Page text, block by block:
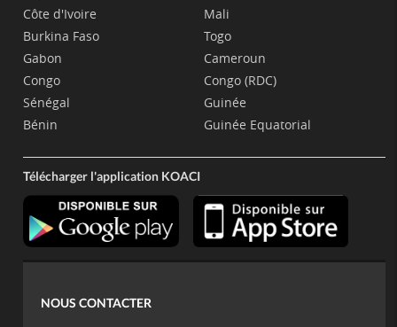
Côte d'Ivoire
Burkina Faso
Gabon
Congo
Sénégal
Bénin
Mali
Togo
Cameroun
Congo (RDC)
Guinée
Guinée Equatorial
Télécharger l'application KOACI
NOUS CONTACTER